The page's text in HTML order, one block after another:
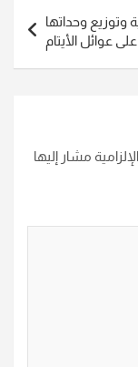
سكنية وتوزيع وحداتها
على عوائل الأيتام
مشار إليها